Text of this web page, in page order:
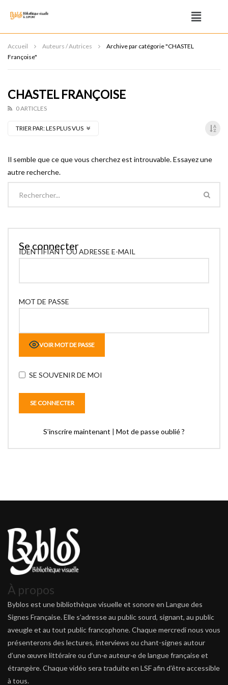
Accueil Auteurs / Autrices
Archive par catégorie "CHASTEL
Françoise"
CHASTEL FRANÇOISE
0 ARTICLES
TRIER PAR:LES PLUS VUS
Il semble que ce que vous cherchez est introuvable. Essayez une
autre recherche.
Se connecter
IDENTIFIANT OU ADRESSE E-MAIL
MOT DE PASSE
VOIR MOT DE PASSE
SE SOUVENIR DE MOI
S’inscrire maintenant | Mot de passe oublié ?
À propos
Byblos est une bibliothèque visuelle et sonore en Langue des
Signes Française. Elle s’adresse au public sourd, signant, au public
aveugle et au tout public francophone. Chaque mercredi nous vous
présenterons des lectures, interviews ou chant-signes autour
d’une œuvre littéraire ou d’un·e auteur·e de langue française et
étrangère. Chaque vidéo sera traduite en LSF afin d’être accessible
à tous.